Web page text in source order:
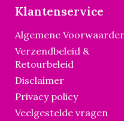
Klantenservice
Algemene
Verzendbeleid &
Retourbeleid
Disclaimer
Privacy policy
Veelgestelde vragen